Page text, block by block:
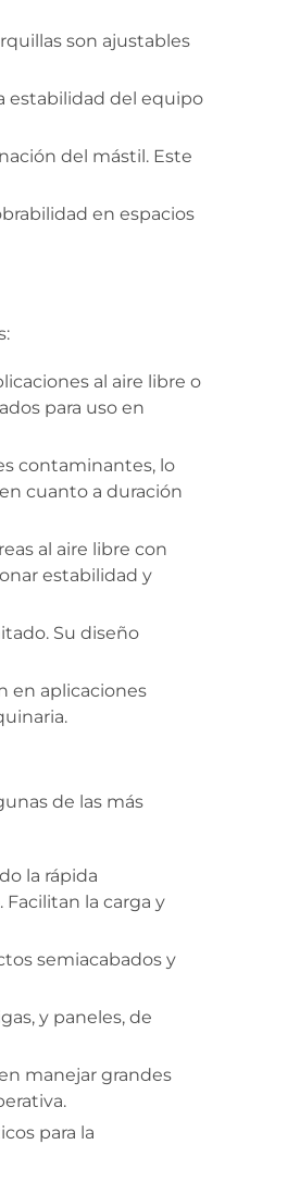
son ajustables
estabilidad del equipo
del mástil. Este
en espacios
al aire libre o
para uso en
contaminantes, lo
cuanto a duración
al aire libre con
estabilidad y
Su diseño
en aplicaciones
de las más
la rápida
la carga y
semiacabados y
y paneles, de
manejar grandes
para la